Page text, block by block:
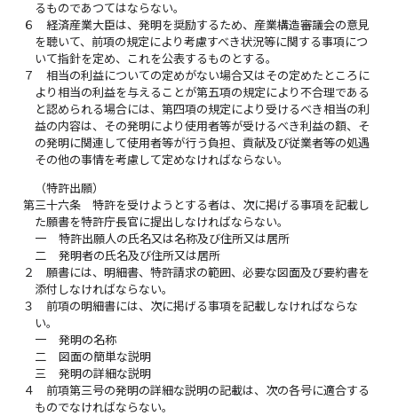
るものであつてはならない。
６
経済産業大臣は、発明を奨励するため、産業構造審議会の意見
を聴いて、前項の規定により考慮すべき状況等に関する事項につ
いて指針を定め、これを公表するものとする。
７
相当の利益についての定めがない場合又はその定めたところに
より相当の利益を与えることが第五項の規定により不合理である
と認められる場合には、第四項の規定により受けるべき相当の利
益の内容は、その発明により使用者等が受けるべき利益の額、そ
の発明に関連して使用者等が行う負担、貢献及び従業者等の処遇
その他の事情を考慮して定めなければならない。
（特許出願）
第三十六条
特許を受けようとする者は、次に掲げる事項を記載し
た願書を特許庁長官に提出しなければならない。
一
特許出願人の氏名又は名称及び住所又は居所
二
発明者の氏名及び住所又は居所
２
願書には、明細書、特許請求の範囲、必要な図面及び要約書を
添付しなければならない。
３
前項の明細書には、次に掲げる事項を記載しなければならな
い。
一
発明の名称
二
図面の簡単な説明
三
発明の詳細な説明
４
前項第三号の発明の詳細な説明の記載は、次の各号に適合する
ものでなければならない。